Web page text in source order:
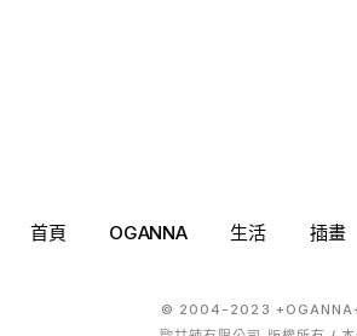
首頁 OGANNA 生活 插畫
© 2004-2023 +OGANNA+